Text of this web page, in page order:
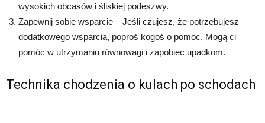
wysokich obcasów i śliskiej podeszwy.
Zapewnij sobie wsparcie – Jeśli czujesz, że potrzebujesz
dodatkowego wsparcia, poproś kogoś o pomoc. Mogą ci
pomóc w utrzymaniu równowagi i zapobiec upadkom.
Technika chodzenia o kulach po schodach